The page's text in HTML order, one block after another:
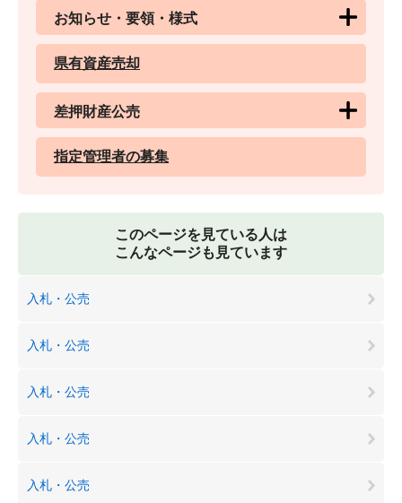
お知らせ・要領・様式
県有資産売却
差押財産公売
指定管理者の募集
このページを見ている人は
こんなページも見ています
入札・公売
入札・公売
入札・公売
入札・公売
入札・公売